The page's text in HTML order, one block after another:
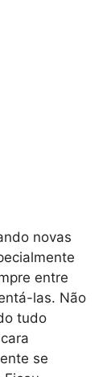
novas
entre
las. Não
tudo
se